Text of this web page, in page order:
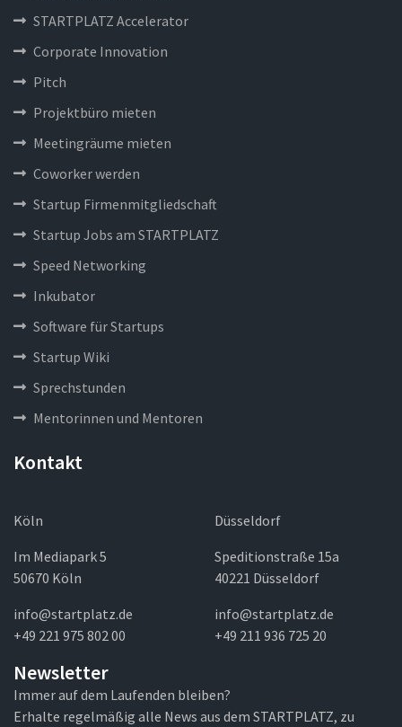
STARTPLATZ Accelerator
Corporate Innovation
Pitch
Projektbüro mieten
Meetingräume mieten
Coworker werden
Startup Firmenmitgliedschaft
Startup Jobs am STARTPLATZ
Speed Networking
Inkubator
Software für Startups
Startup Wiki
Sprechstunden
Mentorinnen und Mentoren
Kontakt
Köln
Im Mediapark 5
50670 Köln
info@startplatz.de
+49 221 975 802 00
Düsseldorf
Speditionstraße 15a
40221 Düsseldorf
info@startplatz.de
+49 211 936 725 20
Newsletter
Immer auf dem Laufenden bleiben?
Erhalte regelmäßig alle News aus dem STARTPLATZ, zu